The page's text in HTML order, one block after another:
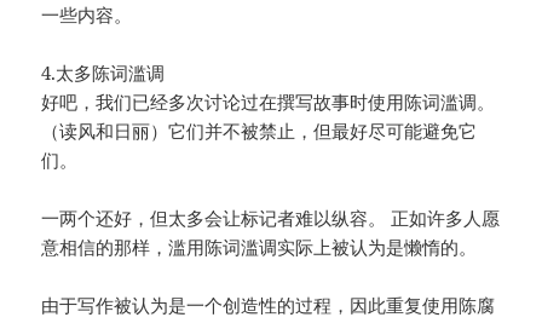
一些内容。
4.太多陈词滥调
好吧，我们已经多次讨论过在撰写故事时使用陈词滥调。
（读风和日丽）它们并不被禁止，但最好尽可能避免它
们。
一两个还好，但太多会让标记者难以纵容。 正如许多人愿
意相信的那样，滥用陈词滥调实际上被认为是懒惰的。
由于写作被认为是一个创造性的过程，因此重复使用陈腐